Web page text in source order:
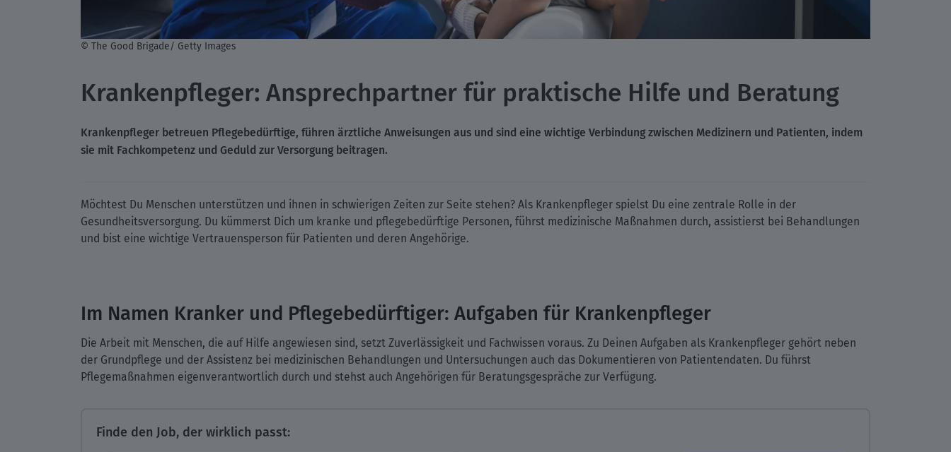
© The Good Brigade/ Getty Images
Krankenpfleger: Ansprechpartner für praktische Hilfe und Beratung
Krankenpfleger betreuen Pflegebedürftige, führen ärztliche Anweisungen aus und sind eine wichtige Verbindung zwischen Medizinern und Patienten, indem
sie mit Fachkompetenz und Geduld zur Versorgung beitragen.
Möchtest Du Menschen unterstützen und ihnen in schwierigen Zeiten zur Seite stehen? Als Krankenpfleger spielst Du eine zentrale Rolle in der
Gesundheitsversorgung. Du kümmerst Dich um kranke und pflegebedürftige Personen, führst medizinische Maßnahmen durch, assistierst bei Behandlungen
und bist eine wichtige Vertrauensperson für Patienten und deren Angehörige.
Im Namen Kranker und Pflegebedürftiger: Aufgaben für Krankenpfleger
Die Arbeit mit Menschen, die auf Hilfe angewiesen sind, setzt Zuverlässigkeit und Fachwissen voraus. Zu Deinen Aufgaben als Krankenpfleger gehört neben
der Grundpflege und der Assistenz bei medizinischen Behandlungen und Untersuchungen auch das Dokumentieren von Patientendaten. Du führst
Pflegemaßnahmen eigenverantwortlich durch und stehst auch Angehörigen für Beratungsgespräche zur Verfügung.
Finde den Job, der wirklich passt: